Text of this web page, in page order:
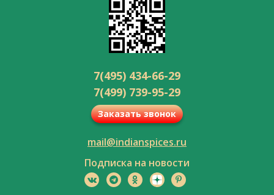
7(495) 434-66-29
7(499) 739-95-29
Заказать звонок
mail@indianspices.ru
Подписка на новости